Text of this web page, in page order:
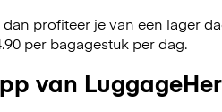
profiteer je van een lager
per bagagestuk per dag.
van